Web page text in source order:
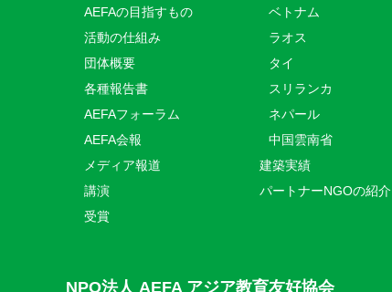
AEFAの目指すもの
活動の仕組み
団体概要
各種報告書
AEFAフォーラム
AEFA会報
メディア報道
講演
受賞
ベトナム
ラオス
タイ
スリランカ
ネパール
中国雲南省
建築実績
パートナーNGOの紹介
NPO法人 AEFA アジア教育友好協会